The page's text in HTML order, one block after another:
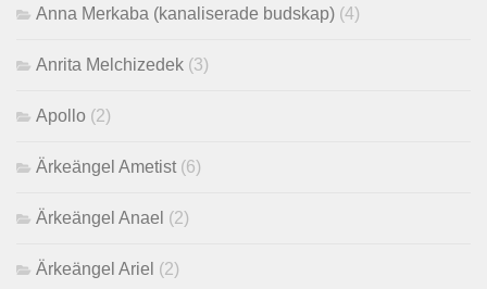
Anna Merkaba (kanaliserade budskap) (4)
Anrita Melchizedek (3)
Apollo (2)
Ärkeängel Ametist (6)
Ärkeängel Anael (2)
Ärkeängel Ariel (2)